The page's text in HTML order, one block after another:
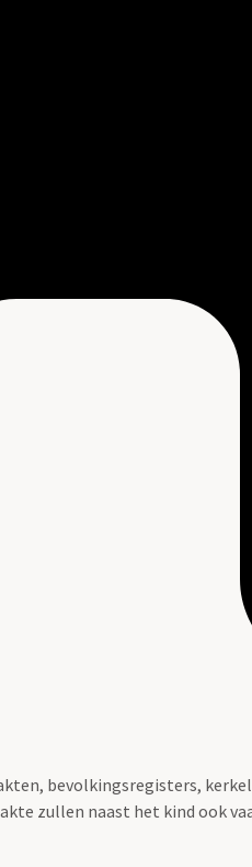
bevolkingsregisters,
zullen naast het kind ook